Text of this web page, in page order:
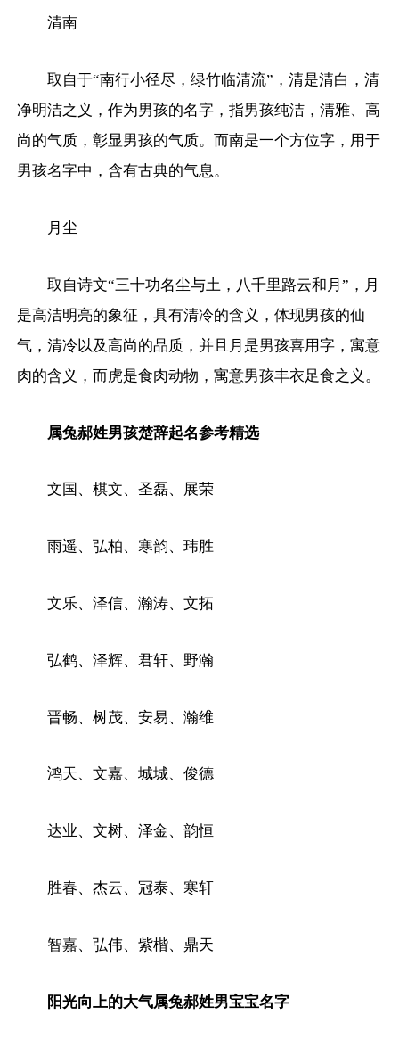
清南
取自于“南行小径尽，绿竹临清流”，清是清白，清
净明洁之义，作为男孩的名字，指男孩纯洁，清雅、高
尚的气质，彰显男孩的气质。而南是一个方位字，用于
男孩名字中，含有古典的气息。
月尘
取自诗文“三十功名尘与土，八千里路云和月”，月
是高洁明亮的象征，具有清冷的含义，体现男孩的仙
气，清冷以及高尚的品质，并且月是男孩喜用字，寓意
肉的含义，而虎是食肉动物，寓意男孩丰衣足食之义。
属兔郝姓男孩楚辞起名参考精选
文国、棋文、圣磊、展荣
雨遥、弘柏、寒韵、玮胜
文乐、泽信、瀚涛、文拓
弘鹤、泽辉、君轩、野瀚
晋畅、树茂、安易、瀚维
鸿天、文嘉、城城、俊德
达业、文树、泽金、韵恒
胜春、杰云、冠泰、寒轩
智嘉、弘伟、紫楷、鼎天
阳光向上的大气属兔郝姓男宝宝名字